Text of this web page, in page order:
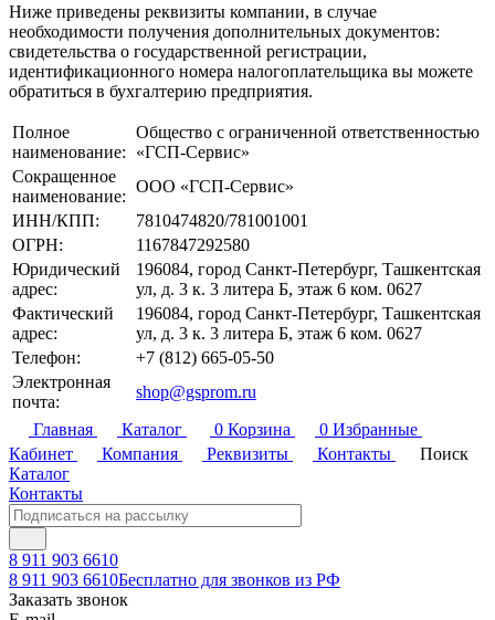
Ниже приведены реквизиты компании, в случае
необходимости получения дополнительных документов:
свидетельства о государственной регистрации,
идентификационного номера налогоплательщика вы можете
обратиться в бухгалтерию предприятия.
Полное
наименование:
Общество с ограниченной ответственностью
«ГСП-Сервис»
Сокращенное
наименование:
ООО «ГСП-Сервис»
ИНН/КПП:
7810474820/781001001
ОГРН:
1167847292580
Юридический
адрес:
196084, город Санкт-Петербург, Ташкентская
ул, д. 3 к. 3 литера Б, этаж 6 ком. 0627
Фактический
адрес:
196084, город Санкт-Петербург, Ташкентская
ул, д. 3 к. 3 литера Б, этаж 6 ком. 0627
Телефон:
+7 (812) 665-05-50
Электронная
почта:
shop@gsprom.ru
Главная
Каталог 0 Корзина 0 Избранные
Кабинет
Компания Реквизиты Контакты
Поиск
Каталог
Контакты
8 911 903 6610
8 911 903 6610Бесплатно для звонков из РФ
Заказать звонок